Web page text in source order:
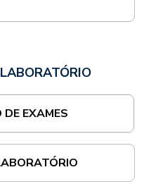
DE EXAMES